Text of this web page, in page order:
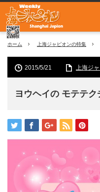
ホーム 上海ジャピオンの特集
2015/5/21 上海ジ
ヨウヘイの モテテク